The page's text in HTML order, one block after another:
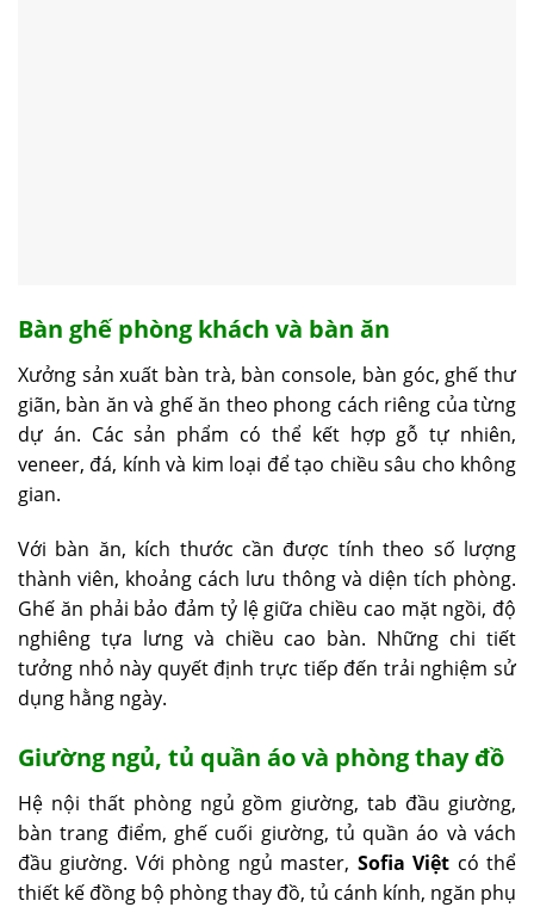
Bàn ghế phòng khách và bàn ăn
Xưởng sản xuất bàn trà, bàn console, bàn góc, ghế thư
giãn, bàn ăn và ghế ăn theo phong cách riêng của từng
dự án. Các sản phẩm có thể kết hợp gỗ tự nhiên,
veneer, đá, kính và kim loại để tạo chiều sâu cho không
gian.
Với bàn ăn, kích thước cần được tính theo số lượng
thành viên, khoảng cách lưu thông và diện tích phòng.
Ghế ăn phải bảo đảm tỷ lệ giữa chiều cao mặt ngồi, độ
nghiêng tựa lưng và chiều cao bàn. Những chi tiết
tưởng nhỏ này quyết định trực tiếp đến trải nghiệm sử
dụng hằng ngày.
Giường ngủ, tủ quần áo và phòng thay đồ
Hệ nội thất phòng ngủ gồm giường, tab đầu giường,
bàn trang điểm, ghế cuối giường, tủ quần áo và vách
đầu giường. Với phòng ngủ master, Sofia Việt có thể
thiết kế đồng bộ phòng thay đồ, tủ cánh kính, ngăn phụ